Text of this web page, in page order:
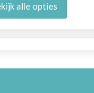
alle opties